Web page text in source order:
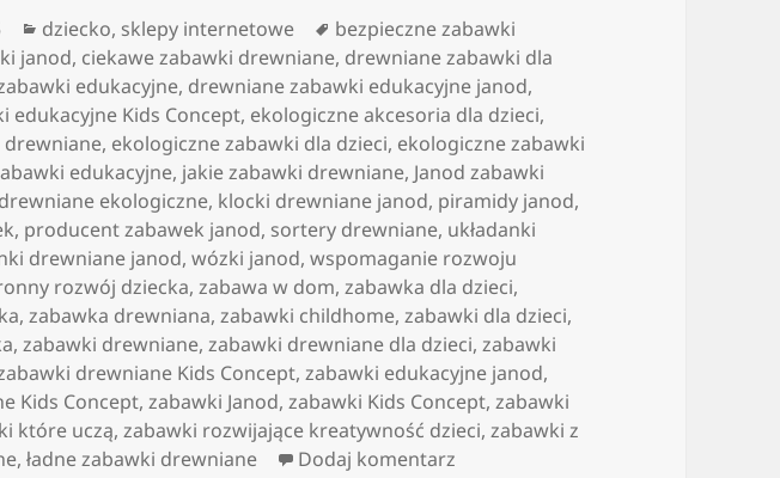
Kategorie
dziecko, sklepy internetowe Tagi
bezpieczne zabawki
janod, ciekawe zabawki drewniane, drewniane zabawki dla
edukacyjne, drewniane zabawki edukacyjne janod,
edukacyjne Kids Concept, ekologiczne akcesoria dla dzieci,
drewniane, ekologiczne zabawki dla dzieci, ekologiczne zabawki
edukacyjne, jakie zabawki drewniane, Janod zabawki
ekologiczne, klocki drewniane janod, piramidy janod,
, producent zabawek janod, sortery drewniane, układanki
drewniane janod,wózki janod,wspomaganie rozwoju
rozwój dziecka,zabawa w dom,zabawka dla dzieci,
,zabawka drewniana,zabawki childhome,zabawki dla dzieci,
,zabawki drewniane,zabawki drewniane dla dzieci,zabawki
drewniane Kids Concept,zabawki edukacyjne janod,
Kids Concept,zabawki Janod,zabawki Kids Concept,zabawki
które uczą,zabawki rozwijające kreatywność dzieci,zabawki z
,ładne zabawki drewniane Dodaj komentarz